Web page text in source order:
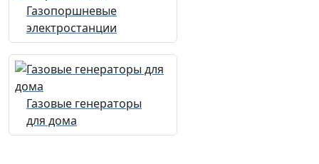
Газопоршневые
электростанции
Газовые генераторы
для дома